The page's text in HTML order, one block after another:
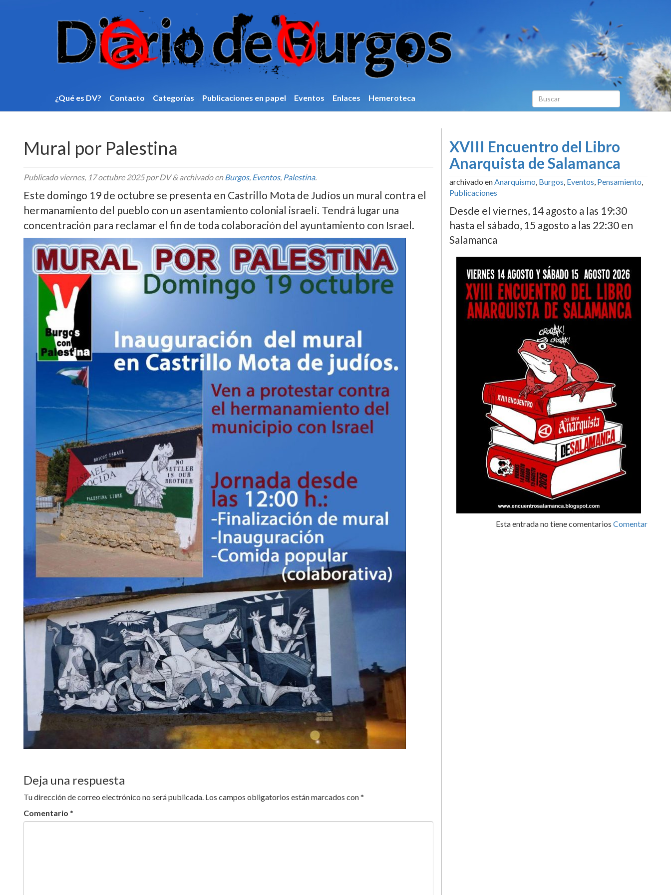
¿Qué es DV? Contacto Categorí­as Publicaciones en papel Eventos Enlaces Hemeroteca
Mural por Palestina
Publicado viernes, 17 octubre 2025por DV&archivado enBurgos, Eventos, Palestina.
Este domingo 19 de octubre se presenta en Castrillo Mota de Judíos un mural contra el
hermanamiento del pueblo con un asentamiento colonial israelí. Tendrá lugar una
concentración para reclamar el fin de toda colaboración del ayuntamiento con Israel.
Deja una respuesta
Tu dirección de correo electrónico no será publicada. Los campos obligatorios están marcados con*
Comentario *
XVIII Encuentro del Libro
Anarquista de Salamanca
archivado enAnarquismo, Burgos, Eventos, Pensamiento,
Publicaciones
Desde el viernes, 14 agosto a las 19:30
hasta el sábado, 15 agosto a las 22:30 en
Salamanca
Esta entrada no tiene comentarios Comentar